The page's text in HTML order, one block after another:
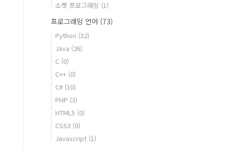
소켓 프로그래밍 (1)
프로그래밍 언어 (73)
Python (32)
Java (26)
C (0)
C++ (0)
C# (10)
PHP (3)
HTML5 (0)
CSS3 (0)
Javascript (1)